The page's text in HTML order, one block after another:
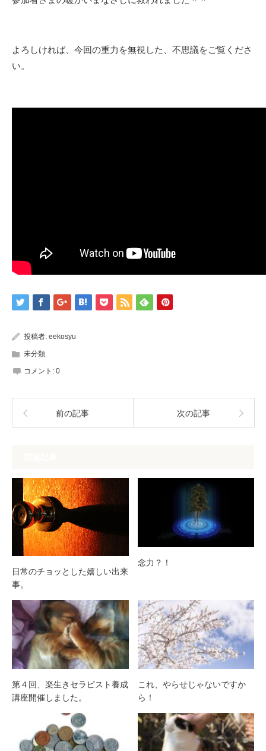
よろしければ、今回の重力を無視した、不思議をご覧くださ
い。
投稿者: eekosyu
未分類
コメント: 0
前の記事 次の記事
日常のチョッとした嬉しい出来
事。
念力？！
第４回、楽生きセラピスト養成
講座開催しました。
これ、やらせじゃないですか
ら！